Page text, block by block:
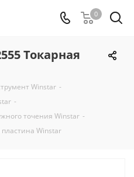
0
Токарная
Winstar -
-
точения Winstar -
пластина Winstar